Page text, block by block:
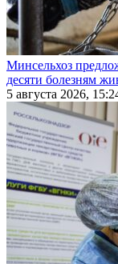
Минсельхоз
десяти болезням
5 августа 2026,